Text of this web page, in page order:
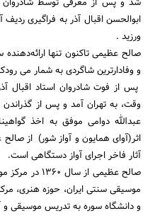
شد و پس از معرفی توسط شادروان
ابوالحسن اقبال آذر به فراگیری
ورزید .
صالح عظیمی تاکنون تنها
و وفادارترین شاگردی به شمار می
پس از فوت شادروان استاد اقبال
وقت، به تهران آمد و پس از
عبدالله دوامی موفق به اخذ
اثر(آوای همایون و آواز شور) از
آثار فاخر اجرای آواز دستگاهی است.
صالح عظیمی
موسیقی سنتی ایران، حوزه هنری،
و دانشگاه سوره به تدریس موسیقی و